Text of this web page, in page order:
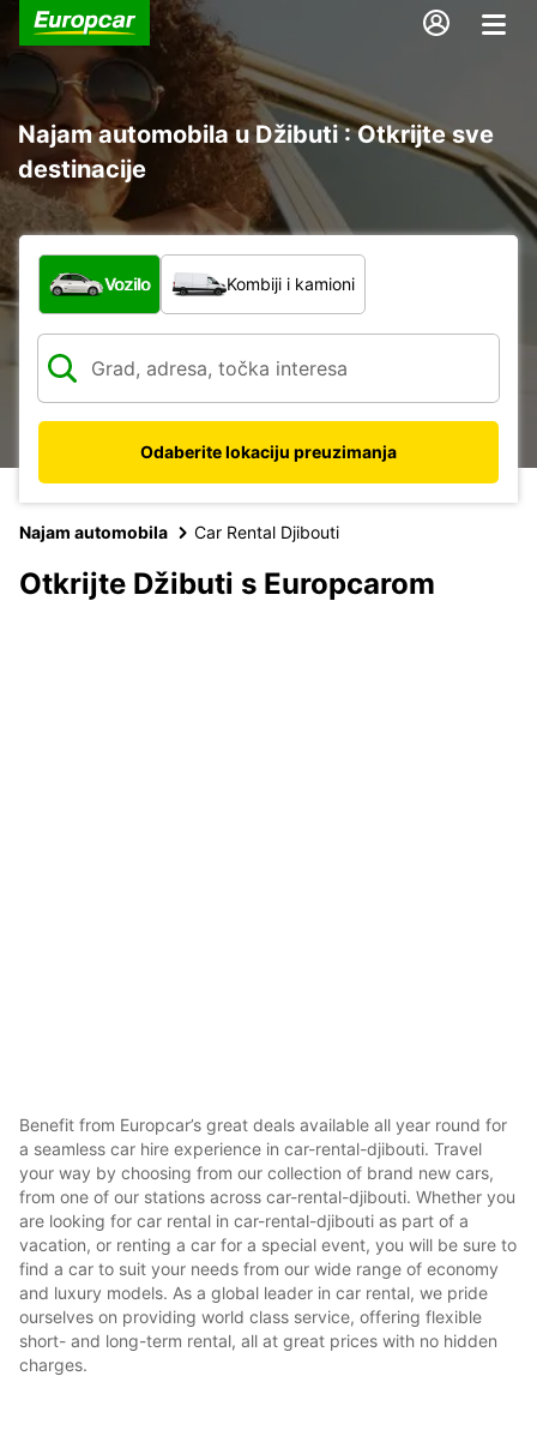
Najam automobila u Džibuti : Otkrijte sve
destinacije
Koja vrsta vozila?
Vozilo Kombiji i kamioni
Odaberite lokaciju preuzimanja
Najam automobila Car Rental Djibouti
Otkrijte Džibuti s Europcarom
Benefit from Europcar’s great deals available all year round for
a seamless car hire experience in car-rental-djibouti. Travel
your way by choosing from our collection of brand new cars,
from one of our stations across car-rental-djibouti. Whether you
are looking for car rental in car-rental-djibouti as part of a
vacation, or renting a car for a special event, you will be sure to
find a car to suit your needs from our wide range of economy
and luxury models. As a global leader in car rental, we pride
ourselves on providing world class service, offering flexible
short- and long-term rental, all at great prices with no hidden
charges.